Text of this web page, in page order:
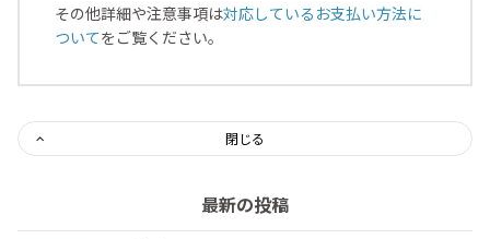
その他詳細や注意事項は対応しているお支払い方法に
ついてをご覧ください。
閉じる
最新の投稿